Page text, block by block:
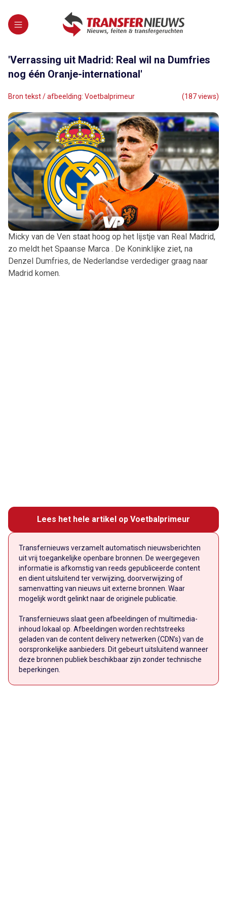
'Verrassing uit Madrid: Real wil na Dumfries
nog één Oranje-international'
Bron tekst / afbeelding: Voetbalprimeur (187 views)
Micky van de Ven staat hoog op het lijstje van Real Madrid,
zo meldt het Spaanse Marca . De Koninklijke ziet, na
Denzel Dumfries, de Nederlandse verdediger graag naar
Madrid komen.
Lees het hele artikel op Voetbalprimeur
Transfernieuws verzamelt automatisch nieuwsberichten
uit vrij toegankelijke openbare bronnen. De weergegeven
informatie is afkomstig van reeds gepubliceerde content
en dient uitsluitend ter verwijzing, doorverwijzing of
samenvatting van nieuws uit externe bronnen. Waar
mogelijk wordt gelinkt naar de originele publicatie.
Transfernieuws slaat geen afbeeldingen of multimedia-
inhoud lokaal op. Afbeeldingen worden rechtstreeks
geladen van de content delivery netwerken (CDN’s) van de
oorspronkelijke aanbieders. Dit gebeurt uitsluitend wanneer
deze bronnen publiek beschikbaar zijn zonder technische
beperkingen.